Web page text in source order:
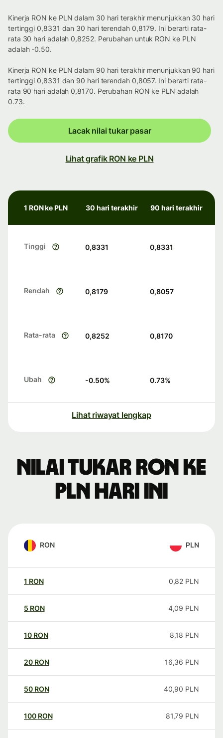
Kinerja RON ke PLN dalam 30 hari terakhir menunjukkan 30 hari
tertinggi 0,8331 dan 30 hari terendah 0,8179. Ini berarti rata-
rata 30 hari adalah 0,8252. Perubahan untuk RON ke PLN
adalah -0.50.
Kinerja RON ke PLN dalam 90 hari terakhir menunjukkan 90 hari
tertinggi 0,8331 dan 90 hari terendah 0,8057. Ini berarti rata-
rata 90 hari adalah 0,8170. Perubahan RON ke PLN adalah
0.73.
Lacak nilai tukar pasar
Lihat grafik RON ke PLN
1 RON ke PLN 30 hari terakhir 90 hari terakhir
Tinggi 0,8331 0,8331
Rendah 0,8179 0,8057
Rata-rata 0,8252 0,8170
Ubah -0.50% 0.73%
Lihat riwayat lengkap
Nilai tukar RON ke
PLN hari ini
RON PLN
1 RON 0,82 PLN
5 RON 4,09 PLN
10 RON 8,18 PLN
20 RON 16,36 PLN
50 RON 40,90 PLN
100 RON 81,79 PLN